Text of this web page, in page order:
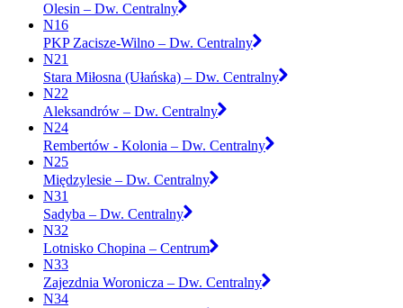
Olesin – Dw. Centralny
N16
PKP Zacisze-Wilno – Dw. Centralny
N21
Stara Miłosna (Ułańska) – Dw. Centralny
N22
Aleksandrów – Dw. Centralny
N24
Rembertów - Kolonia – Dw. Centralny
N25
Międzylesie – Dw. Centralny
N31
Sadyba – Dw. Centralny
N32
Lotnisko Chopina – Centrum
N33
Zajezdnia Woronicza – Dw. Centralny
N34